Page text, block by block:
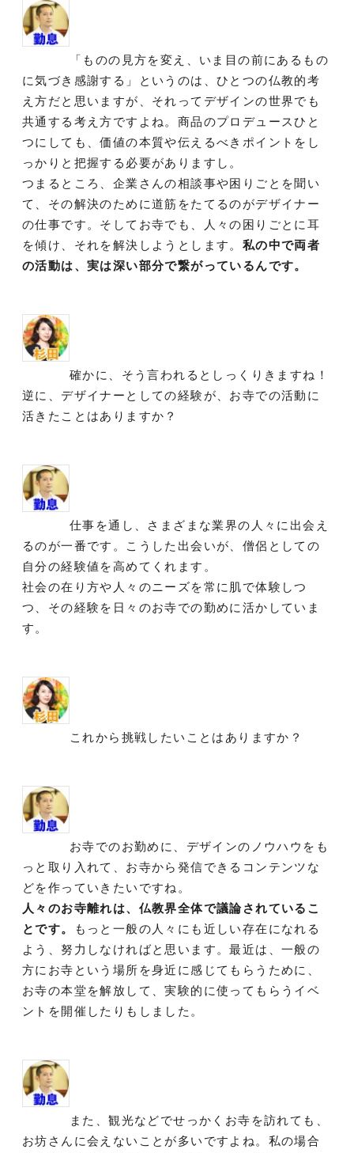
「ものの見方を変え、いま目の前にあるもの
に気づき感謝する」というのは、ひとつの仏教的考
え方だと思いますが、それってデザインの世界でも
共通する考え方ですよね。商品のプロデュースひと
つにしても、価値の本質や伝えるべきポイントをし
っかりと把握する必要がありますし。
つまるところ、企業さんの相談事や困りごとを聞い
て、その解決のために道筋をたてるのがデザイナー
の仕事です。そしてお寺でも、人々の困りごとに耳
を傾け、それを解決しようとします。 私の中で両者
の活動は、実は深い部分で繋がっているんです。
確かに、そう言われるとしっくりきますね！
逆に、デザイナーとしての経験が、お寺での活動に
活きたことはありますか？
仕事を通し、さまざまな業界の人々に出会え
るのが一番です。こうした出会いが、僧侶としての
自分の経験値を高めてくれます。
社会の在り方や人々のニーズを常に肌で体験しつ
つ、その経験を日々のお寺での勤めに活かしていま
す。
これから挑戦したいことはありますか？
お寺でのお勤めに、デザインのノウハウをも
っと取り入れて、お寺から発信できるコンテンツな
どを作っていきたいですね。
人々のお寺離れは、仏教界全体で議論されているこ
とです。
もっと一般の人々にも近しい存在になれる
よう、努力しなければと思います。最近は、一般の
方にお寺という場所を身近に感じてもらうために、
お寺の本堂を解放して、実験的に使ってもらうイベ
ントを開催したりもしました。
また、観光などでせっかくお寺を訪れても、
お坊さんに会えないことが多いですよね。私の場合